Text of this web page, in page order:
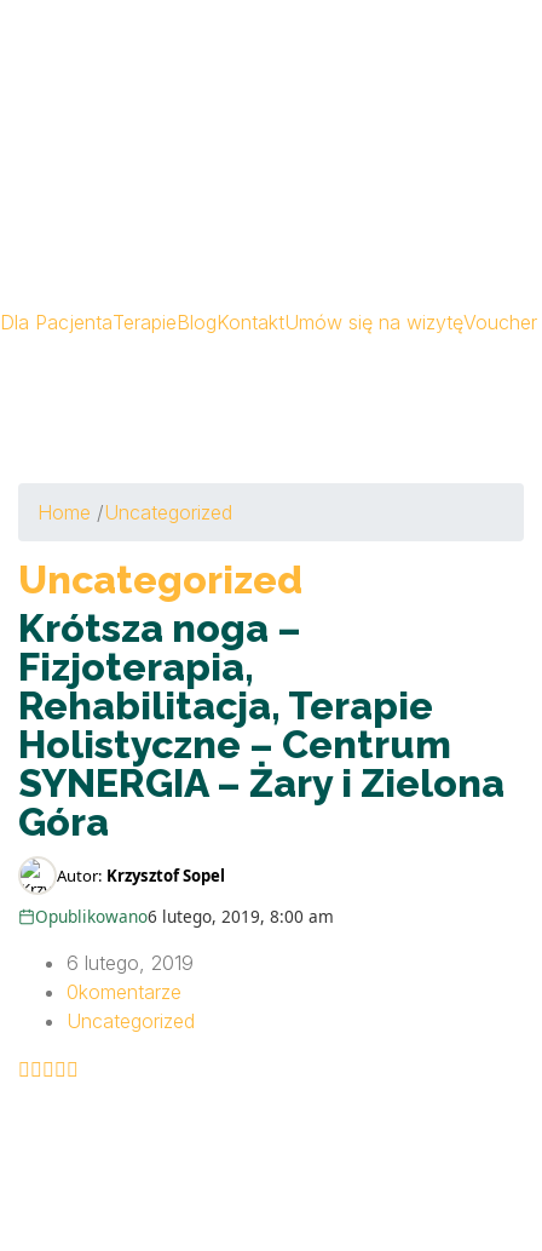
Dla PacjentaTerapieBlogKontaktUmów się na wizytęVoucher
Home /Uncategorized
Uncategorized
Krótsza noga –
Fizjoterapia,
Rehabilitacja, Terapie
Holistyczne – Centrum
SYNERGIA – Żary i Zielona
Góra
Autor: Krzysztof Sopel
Opublikowano6 lutego, 2019, 8:00 am
6 lutego, 2019
0komentarze
Uncategorized